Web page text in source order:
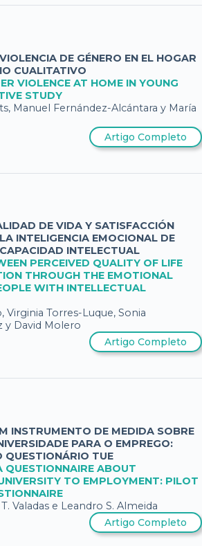
DE GÉNERO EN EL HOGAR
CUALITATIVO
VIOLENCE AT HOME IN YOUNG
STUDY
Manuel Fernández-Alcántara y María
Artigo Completo
DE VIDA Y SATISFACCIÓN
INTELIGENCIA EMOCIONAL DE
INTELECTUAL
PERCEIVED QUALITY OF LIFE
THROUGH THE EMOTIONAL
WITH INTELLECTUAL
Virginia Torres-Luque, Sonia
y David Molero
Artigo Completo
INSTRUMENTO DE MEDIDA SOBRE
PARA O EMPREGO:
TUE
QUESTIONNAIRE ABOUT
TO EMPLOYMENT: PILOT
Valadas e Leandro S. Almeida
Artigo Completo